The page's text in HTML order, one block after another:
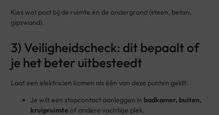
Kies wat past bij de ruimte én de ondergrond (steen, beton,
gipswand).
3) Veiligheidscheck: dit bepaalt of
je het beter uitbesteedt
Laat een elektricien komen als één van deze punten geldt:
Je wilt een stopcontact aanleggen in badkamer, buiten,
kruipruimte of andere vochtige plek.